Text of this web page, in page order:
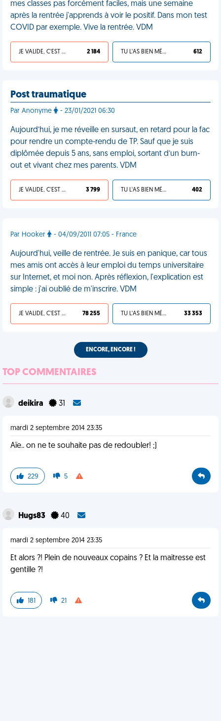
mes classes pas forcément faciles, mais une semaine
après la rentrée j'apprends à voir le positif. Dans mon test
COVID par exemple. Vive la rentrée. VDM
JE VALIDE, C'EST UNE VDM 2 184 TU L'AS BIEN MÉRITÉ 612
Post traumatique
Par Anonyme - 23/01/2021 06:30
Aujourd’hui, je me réveille en sursaut, en retard pour la fac
pour rendre un compte-rendu de TP. Sauf que je suis
diplômée depuis 5 ans, sans emploi, sortant d’un burn-
out et vivant chez mes parents. VDM
JE VALIDE, C'EST UNE VDM 3 799 TU L'AS BIEN MÉRITÉ 402
Par Hooker - 04/09/2011 07:05 - France
Aujourd'hui, veille de rentrée. Je suis en panique, car tous
mes amis ont accès à leur emploi du temps universitaire
sur Internet, et moi non. Après réflexion, l'explication est
simple : j'ai oublié de m'inscrire. VDM
JE VALIDE, C'EST UNE VDM 78 255 TU L'AS BIEN MÉRITÉ 33 353
ENCORE, ENCORE !
TOP COMMENTAIRES
deikira 31
mardi 2 septembre 2014 23:35
Aïe.. on ne te souhaite pas de redoubler! ;)
229 5
Hugs83 40
mardi 2 septembre 2014 23:35
Et alors ?! Plein de nouveaux copains ? Et la maitresse est
gentille ?!
181 21